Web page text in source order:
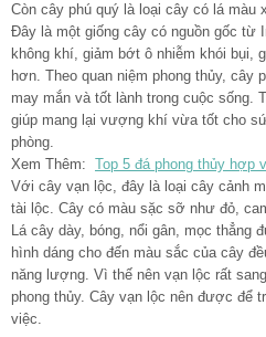
Còn cây phú quý là loại cây có lá màu
Đây là một giống cây có nguồn gốc từ
không khí, giảm bớt ô nhiễm khói bụi,
hơn. Theo quan niệm phong thủy,
may mắn và tốt lành trong cuộc sống.
giúp mang lại vượng khí vừa tốt cho
phòng.
Xem Thêm: Top 5 đá phong thủy hợp
Với cây vạn lộc, đây là loại cây cảnh
tài lộc. Cây có màu sặc sỡ như đỏ,
Lá cây dày, bóng, nổi gân, mọc thẳng
hình dáng cho đến màu sắc của cây
năng lượng. Vì thế nên vạn lộc rất
phong thủy. Cây vạn lộc nên được để
việc.